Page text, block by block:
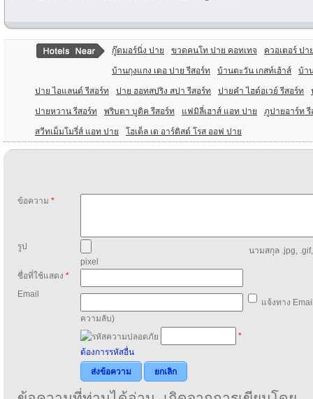
กู๊ดมอร์นิ่ง ปาย ขวดคนโท ปาย คอทเทจ ควอเตอร์ ปา
บ้านกุงแกง เดอ ปาย รีสอร์ท บ้านตะวัน เกสท์เฮ้าส์ บ้า
ปาย ไอแลนด์ รีสอร์ท ปาย ฮอทสปริง สปา รีสอร์ท ปายคํา ไฮด์อเวย์ รีสอร์ท
ปายหวาน รีสอร์ท พริบตา บูติค รีสอร์ท แฟมิลี่เฮาส์ แอท ปาย ภูปายอาร์ท รี
สวีทเม็มโมรี่ส์ แอท ปาย โฮเต็ล เด อาร์ติสต์ โรส ออฟ ปาย
ข้อความ *
รูป
นามสกุล .jpg,
pixel
ชื่อที่ใช้แสดง *
Email
แจ้งทาง
ความลับ)
*
ต้องการรหัสอื่น
ส่งข้อความ
ยกเลิก